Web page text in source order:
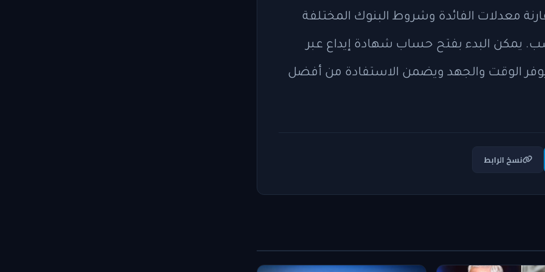
معدلات الفائدة وشروط البنوك المختلفة
يمكن البدء بفتح حساب شهادة إيداع عبر
يوفر الوقت والجهد ويضمن الاستفادة من أفضل
نسخ الرابط